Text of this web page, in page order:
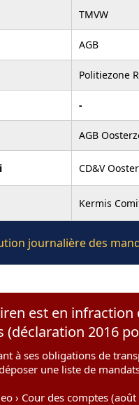
TMVW
AGB
Politiezone
-
AGB
CD&V
Kermis
journalière des
est en
(déclaration 2016
à ses obligations de
une liste de
› Cour des comptes